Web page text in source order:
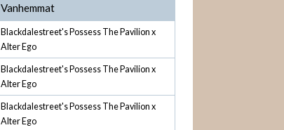
Vanhemmat
Blackdalestreet's Possess The Pavilion x
Alter Ego
Blackdalestreet's Possess The Pavilion x
Alter Ego
Blackdalestreet's Possess The Pavilion x
Alter Ego